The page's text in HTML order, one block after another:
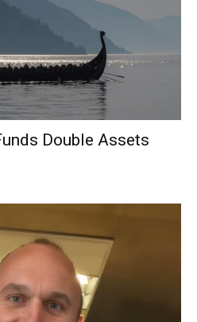
Double Assets